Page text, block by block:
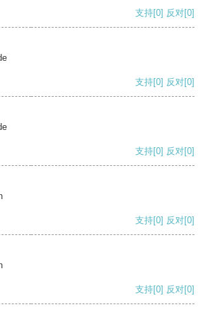
支持[0] 反对[0]
支持[0] 反对[0]
支持[0] 反对[0]
支持[0] 反对[0]
支持[0] 反对[0]